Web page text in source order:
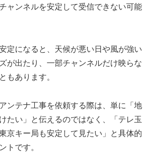
ャンネルを安定して受信できない可能
定になると、天候が悪い日や風が強い
が出たり、一部チャンネルだけ映らな
もあります。
ンテナ工事を依頼する際は、単に「地
たい」と伝えるのではなく、「テレ玉
京キー局も安定して見たい」と具体的
トです。